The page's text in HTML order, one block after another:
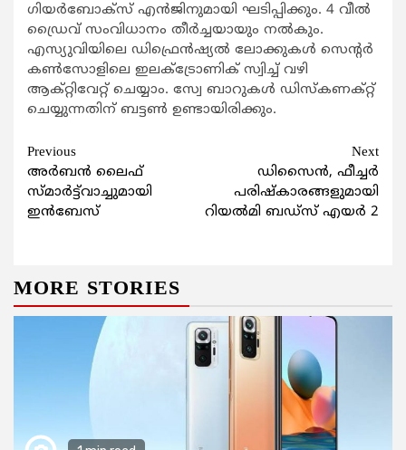
ഗിയര്‍ബോക്സ് എന്‍ജിനുമായി ഘടിപ്പിക്കും. 4 വീല്‍
ഡ്രൈവ് സംവിധാനം തീര്‍ച്ചയായും നല്‍കും.
എസ്യുവിയിലെ ഡിഫ്രെന്‍ഷ്യല്‍ ലോക്കുകള്‍ സെന്റര്‍
കണ്‍സോളിലെ ഇലക്ട്രോണിക് സ്വിച്ച് വഴി
ആക്റ്റിവേറ്റ് ചെയ്യാം. സ്വേ ബാറുകള്‍ ഡിസ്‌കണക്റ്റ്
ചെയ്യുന്നതിന് ബട്ടണ്‍ ഉണ്ടായിരിക്കും.
Continue
Reading
Previous
അര്‍ബന്‍ ലൈഫ്
സ്മാര്‍ട്ട്‌വാച്ചുമായി
ഇന്‍ബേസ്
Next
ഡിസൈന്‍, ഫീച്ചര്‍
പരിഷ്‌കാരങ്ങളുമായി
റിയല്‍മി ബഡ്‌സ് എയര്‍ 2
MORE STORIES